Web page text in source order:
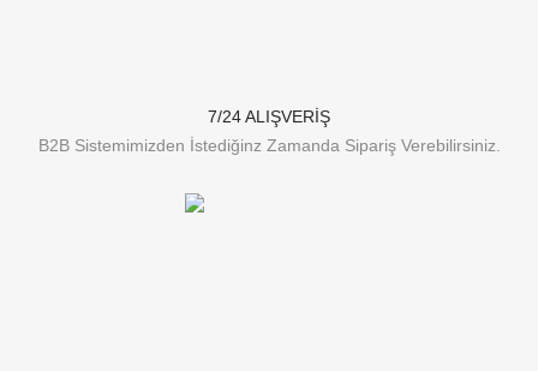
7/24 ALIŞVERİŞ
B2B Sistemimizden İstediğinz Zamanda Sipariş Verebilirsiniz.